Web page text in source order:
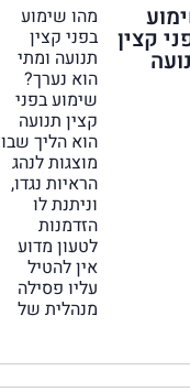
קצין
מהו שימוע
בפני קצין
תנועה ומתי
הוא נערך?
שימוע בפני
קצין תנועה
הוא הליך שבו
מוצגות לנהג
הראיות נגדו,
וניתנת לו
הזדמנות
לטעון מדוע
אין להטיל
עליו פסילה
מנהלית של